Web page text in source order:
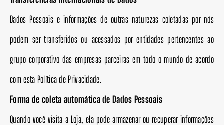
Dados Pessoais e informações de outras naturezas coletadas por nós
podem ser transferidos ou acessados por entidades pertencentes ao
grupo corporativo das empresas parceiras em todo o mundo de acordo
com esta Política de Privacidade.
Forma de coleta automática de Dados Pessoais
Quando você visita a Loja, ela pode armazenar ou recuperar informações